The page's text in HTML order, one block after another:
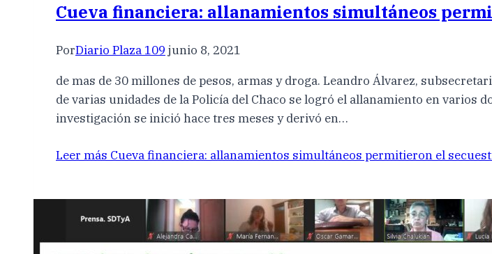
Cueva financiera: allanamientos simultáneos
PorDiario Plaza 109 junio 8, 2021
de mas de 30 millones de pesos, armas y droga. Leandro Álvarez,
de varias unidades de la Policía del Chaco se logró el allanamiento en varios
investigación se inició hace tres meses y derivó en…
Leer más Cueva financiera: allanamientos simultáneos permitieron el